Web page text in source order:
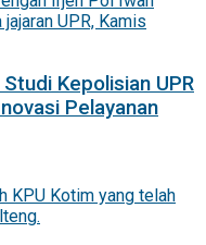
Kepolisian UPR
Pelayanan